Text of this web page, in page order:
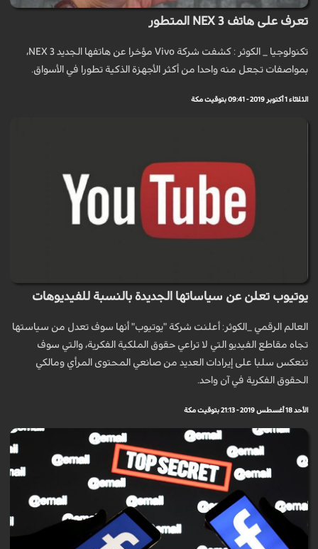
تعرف على هاتف NEX 3 المتطور
تکنولوجيا _ الكوثر : كشفت شركة Vivo مؤخرا عن هاتفها الجديد NEX 3،
بمواصفات تجعل منه واحدا من أكثر الأجهزة الذكية تطورا في الأسواق.
الثلاثاء 1 أكتوبر 2019 - 09:41 بتوقيت مكة
يوتيوب تعلن عن سياساتها الجديدة بالنسبة للفيديوهات
العالم الرقمي _الكوثر: أعلنت شركة "يوتيوب" أنها سوف تعدل من سياستها
تجاه مقاطع الفيديو التي لا تراعي حقوق الملكية الفكرية، والتي سوف
تنعكس سلبا على إيرادات العديد من صانعي المحتوى المرأي ومالكي
الحقوق الفكرية في آن واحد.
الأحد 18 أغسطس 2019 - 21:13 بتوقيت مكة